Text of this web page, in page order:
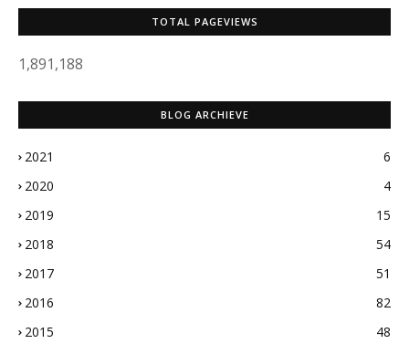
TOTAL PAGEVIEWS
1,891,188
BLOG ARCHIEVE
2021
6
2020
4
2019
15
2018
54
2017
51
2016
82
2015
48